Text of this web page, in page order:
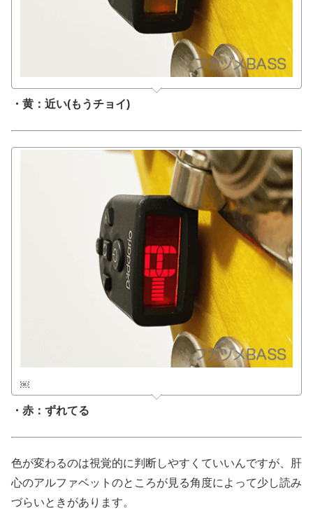
・黄：近い(もうチョイ)
￼
・赤：ずれてる
色が変わるのは視覚的に判断しやすくていいんですが、肝
心のアルファベットのところが見る角度によって少し読み
づらいときがあります。